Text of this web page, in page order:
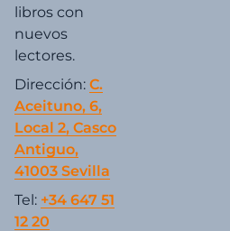
libros con
nuevos
lectores.
Dirección: C.
Aceituno, 6,
Local 2, Casco
Antiguo,
41003 Sevilla
Tel: +34 647 51
12 20